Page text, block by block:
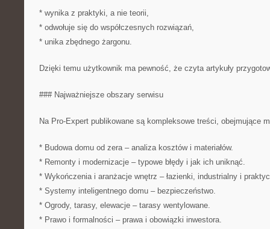
* wynika z praktyki, a nie teorii,
* odwołuje się do współczesnych rozwiązań,
* unika zbędnego żargonu.
Dzięki temu użytkownik ma pewność, że czyta artykuły
### Najważniejsze obszary serwisu
Na Pro-Expert publikowane są kompleksowe treści, obejmujące
* Budowa domu od zera – analiza kosztów i materiałów.
* Remonty i modernizacje – typowe błędy i jak ich uniknąć.
* Wykończenia i aranżacje wnętrz – łazienki, industrialny i
* Systemy inteligentnego domu – bezpieczeństwo.
* Ogrody, tarasy, elewacje – tarasy wentylowane.
* Prawo i formalności – prawa i obowiązki inwestora.